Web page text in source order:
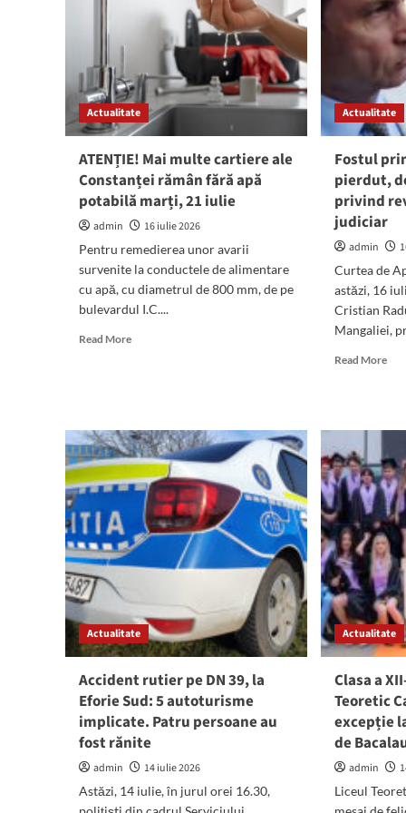
Actualitate
ATENȚIE! Mai multe cartiere ale
Constanței rămân fără apă
potabilă marți, 21 iulie
admin
16 iulie 2026
Pentru remedierea unor avarii
survenite la conductele de alimentare
cu apă, cu diametrul de 800 mm, de pe
bulevardul I.C....
Read MoreRead
cartiere
ale
Constanței
rămân
fără
apă
potabilă
marți,
Actualitate
Fostul
pierdut,
privind
judiciar
admin
Curtea de
astăzi, 16
Cristian
Mangaliei,
Read MoreRead
a
Actualitate
Accident rutier pe DN 39, la
Eforie Sud: 5 autoturisme
implicate. Patru persoane au
fost rănite
admin
14 iulie 2026
Astăzi, 14 iulie, în jurul orei 16.30,
Actualitate
Clasa a
Teoretic
excepție
de
admin
Liceul